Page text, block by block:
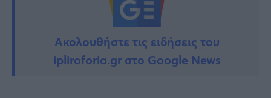
Ακολουθήστε τις ειδήσεις του
ipliroforia.gr στο Google News